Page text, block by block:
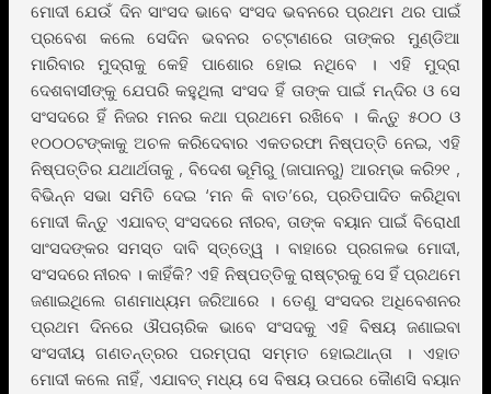
ମୋଦୀ ଯେଉଁ ଦିନ ସାଂସଦ ଭାବେ ସଂସଦ ଭବନରେ ପ୍ରଥମ ଥର ପାଇଁ
ପ୍ରବେଶ କଲେ ସେଦିନ ଭବନର ଚଟ୍ଟାଣରେ ତାଙ୍କର ମୁଣ୍ଡିଆ
ମାରିବାର ମୁଦ୍ରାକୁ କେହି ପାଶୋର ହୋଇ ନଥିବେ । ଏହି ମୁଦ୍ରା
ଦେଶବାସୀଙ୍କୁ ଯେପରି କହୁଥିଲା ସଂସଦ ହିଁ ତାଙ୍କ ପାଇଁ ମନ୍ଦିର ଓ ସେ
ସଂସଦରେ ହିଁ ନିଜର ମନର କଥା ପ୍ରଥମେ ରଖିବେ । କିନ୍ତୁ ୫୦୦ ଓ
୧୦୦୦ଟଙ୍କାକୁ ଅଚଳ କରିଦେବାର ଏକତରଫା ନିଷ୍ପତ୍ତି ନେଇ, ଏହି
ନିଷ୍ପତ୍ତିର ଯଥାର୍ଥତାକୁ , ବିଦେଶ ଭୂମିରୁ (ଜାପାନରୁ) ଆରମ୍ଭ କରି୨୧ ,
ବିଭିନ୍ନ ସଭା ସମିତି ଦେଇ ‘ମନ କି ବାତ’ରେ, ପ୍ରତିପାଦିତ କରିଥିବା
ମୋଦୀ କିନ୍ତୁ ଏଯାବତ୍ ସଂସଦରେ ନୀରବ, ତାଙ୍କ ବୟାନ ପାଇଁ ବିରୋଧୀ
ସାଂସଦଙ୍କର ସମସ୍ତ ଦାବି ସ୍ତ୍ତେ୍ୱ । ବାହାରେ ପ୍ରଗଳଭ ମୋଦୀ,
ସଂସଦରେ ନୀରବ । କାହିଁକି? ଏହି ନିଷ୍ପତ୍ତିକୁ ରାଷ୍ଟ୍ରକୁ ସେ ହିଁ ପ୍ରଥମେ
ଜଣାଇଥିଲେ ଗଣମାଧ୍ୟମ ଜରିଆରେ । ତେଣୁ ସଂସଦର ଅଧିବେଶନର
ପ୍ରଥମ ଦିନରେ ଔପଚାରିକ ଭାବେ ସଂସଦକୁ ଏହି ବିଷୟ ଜଣାଇବା
ସଂସଦୀୟ ଗଣତନ୍ତ୍ରର ପରମ୍ପରା ସମ୍ମତ ହୋଇଥାନ୍ତା । ଏହାତ
ମୋଦୀ କଲେ ନାହିଁ, ଏଯାବତ୍ ମଧ୍ୟ ସେ ବିଷୟ ଉପରେ କୈାଣସି ବୟାନ